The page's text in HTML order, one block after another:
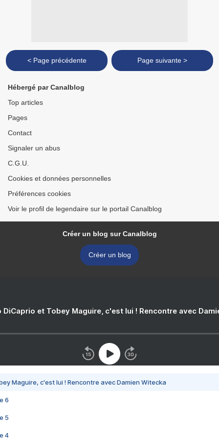
< Page précédente Page suivante >
Hébergé par Canalblog
Top articles
Pages
Contact
Signaler un abus
C.G.U.
Cookies et données personnelles
Préférences cookies
Voir le profil de legendaire sur le portail Canalblog
Créer un blog sur Canalblog
Créer un blog
DiCaprio et Tobey Maguire, c'est lui ! Rencontre avec
Maguire, c'est lui ! Rencontre avec Damien Witecka
6
5
4